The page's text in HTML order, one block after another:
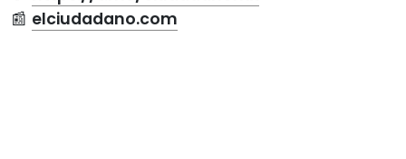
📰 elciudadano.com